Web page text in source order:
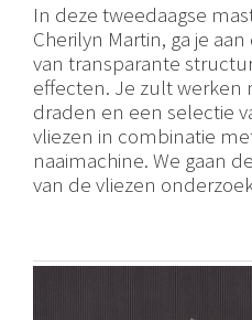
In deze tweedaagse
Cherilyn Martin, ga je
van transparante
effecten. Je zult werken
draden en een selectie
vliezen in combinatie
naaimachine. We gaan
van de vliezen